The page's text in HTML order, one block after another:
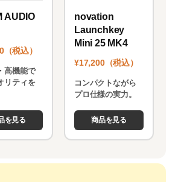
AUDIO
税込）
高機能で
リティを
を見る
novation
Launchkey
Mini 25 MK4
¥17,200（税込）
コンパクトながら
プロ仕様の実力。
商品を見る